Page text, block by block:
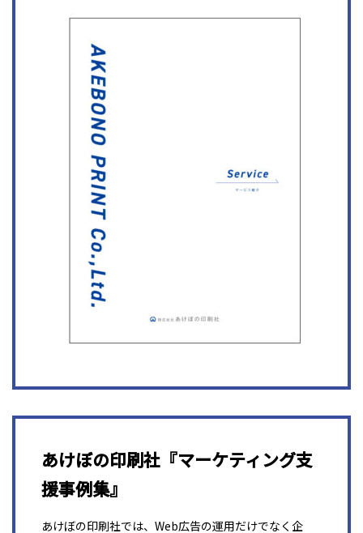
あけぼの印刷社『マーケティング支
援事例集』
あけぼの印刷社では、Web広告の運用だけでなく企